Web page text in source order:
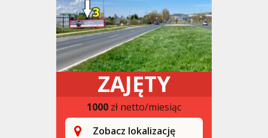
ZAJĘTY
1000 zł netto/miesiąc
Zobacz lokalizację